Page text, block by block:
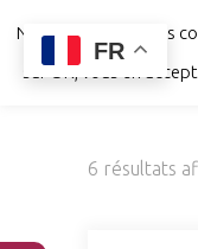
6 résultats
Notre site utilise des
sur OK, vous en
FR